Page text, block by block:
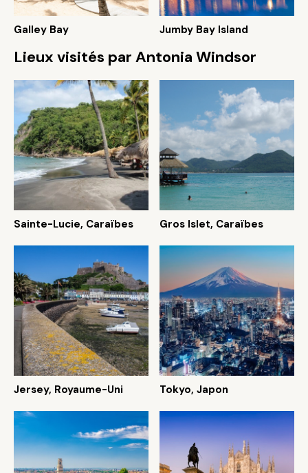
Galley Bay Jumby Bay Island
Lieux visités par Antonia Windsor
Sainte-Lucie, Caraïbes Gros Islet, Caraïbes
Jersey, Royaume-Uni Tokyo, Japon